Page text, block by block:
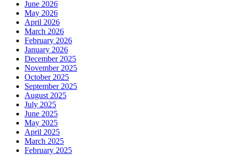
June 2026
May 2026
April 2026
March 2026
February 2026
January 2026
December 2025
November 2025
October 2025
September 2025
August 2025
July 2025
June 2025
May 2025
April 2025
March 2025
February 2025